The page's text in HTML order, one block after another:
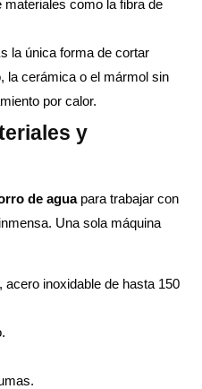
materiales como la fibra de
la única forma de cortar
la cerámica o el mármol sin
por calor.
y
de aguapara trabajar con
Una sola máquina
acero inoxidable de hasta 150